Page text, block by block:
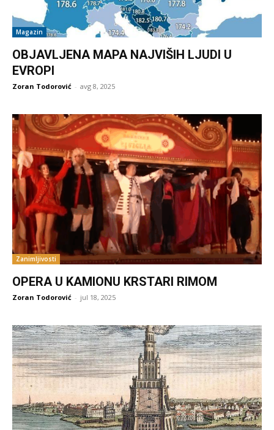
Magazin
OBJAVLJENA MAPA NAJVIŠIH LJUDI U
EVROPI
Zoran Todorović - avg 8, 2025
Zanimljivosti
OPERA U KAMIONU KRSTARI RIMOM
Zoran Todorović - jul 18, 2025